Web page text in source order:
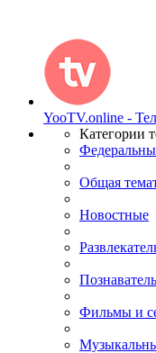
YooTV.online -
Категории
Общая
Новостные
Фильмы и